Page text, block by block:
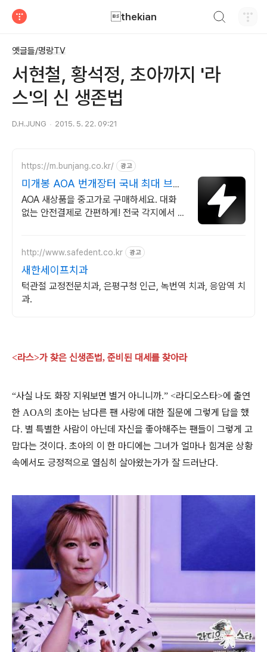
thekian
옛글들/명랑TV
서현철, 황석정, 초아까지 '라
스'의 신 생존법
D.H.JUNG 2015. 5. 22. 09:21
https://m.bunjang.co.kr/ 광고
미개봉 AOA 번개장터 국내 최대 브랜
드 중고거래
AOA 새상품을 중고가로 구매하세요. 대화
없는 안전결제로 간편하게! 전국 각지에서 올
http://www.safedent.co.kr 광고
새한세이프치과
턱관절 교정전문치과, 은평구청 인근, 녹번역 치과, 응암역 치
과.
<라스>가 찾은 신생존법, 준비된 대세를 찾아라
“사실 나도 화장 지워보면 별거 아니니까.” <라디오스타>에 출연
한 AOA의 초아는 남다른 팬 사랑에 대한 질문에 그렇게 답을 했
다. 별 특별한 사람이 아닌데 자신을 좋아해주는 팬들이 그렇게 고
맙다는 것이다. 초아의 이 한 마디에는 그녀가 얼마나 힘겨운 상황
속에서도 긍정적으로 열심히 살아왔는가가 잘 드러난다.